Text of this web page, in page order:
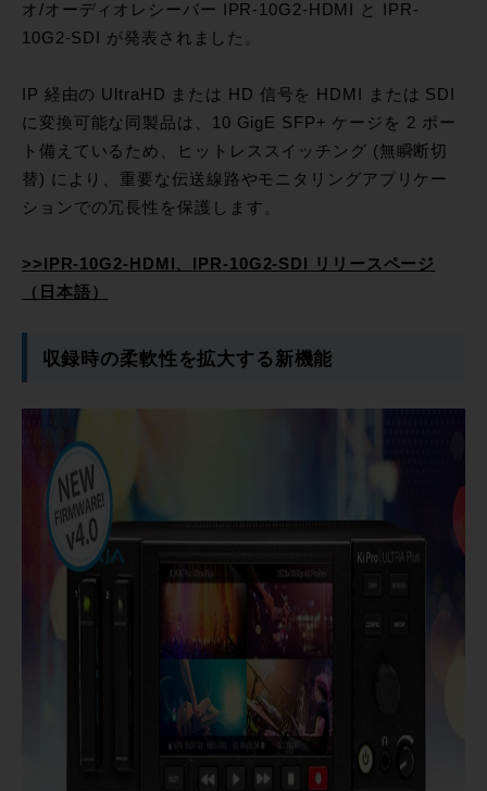
オ/オーディオレシーバー IPR-10G2-HDMI と IPR-
10G2-SDI が発表されました。
IP 経由の UltraHD または HD 信号を HDMI または SDI
に変換可能な同製品は、10 GigE SFP+ ケージを 2 ポー
ト備えているため、ヒットレススイッチング (無瞬断切
替) により、重要な伝送線路やモニタリングアプリケー
ションでの冗長性を保護します。
>>IPR-10G2-HDMI、IPR-10G2-SDI リリースページ
（日本語）
収録時の柔軟性を拡大する新機能